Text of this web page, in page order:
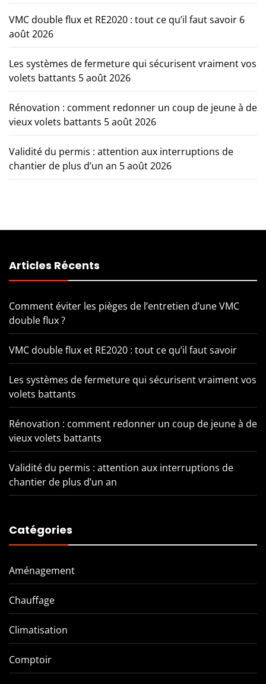
VMC double flux et RE2020 : tout ce qu’il faut savoir 6
août 2026
Les systèmes de fermeture qui sécurisent vraiment vos
volets battants 5 août 2026
Rénovation : comment redonner un coup de jeune à de
vieux volets battants 5 août 2026
Validité du permis : attention aux interruptions de
chantier de plus d’un an 5 août 2026
Articles Récents
Comment éviter les pièges de l’entretien d’une VMC
double flux ?
VMC double flux et RE2020 : tout ce qu’il faut savoir
Les systèmes de fermeture qui sécurisent vraiment vos
volets battants
Rénovation : comment redonner un coup de jeune à de
vieux volets battants
Validité du permis : attention aux interruptions de
chantier de plus d’un an
Catégories
Aménagement
Chauffage
Climatisation
Comptoir